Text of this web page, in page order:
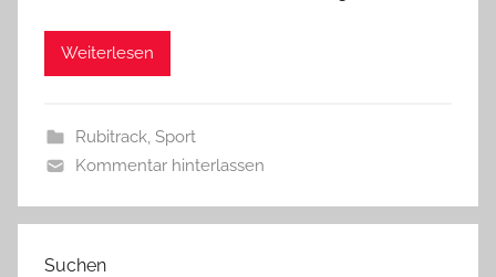
Weiterlesen
Rubitrack, Sport
Kommentar hinterlassen
Suchen